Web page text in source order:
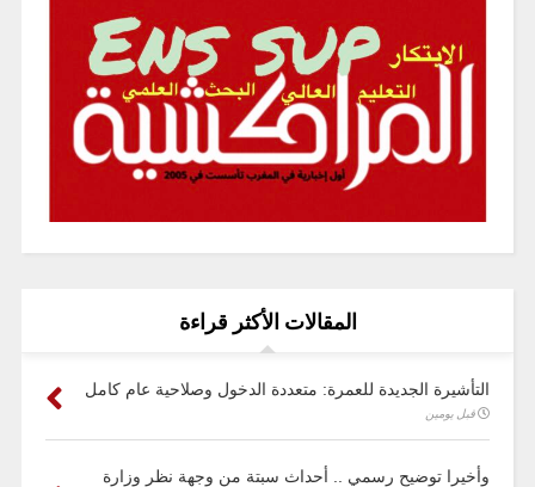
المقالات الأكثر قراءة
التأشيرة الجديدة للعمرة: متعددة الدخول وصلاحية عام كامل
قبل يومين
وأخيرا توضيح رسمي .. أحداث سبتة من وجهة نظر وزارة